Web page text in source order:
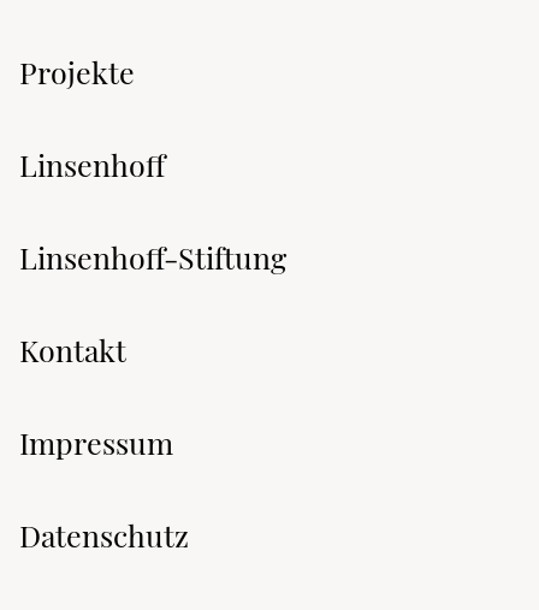
Projekte
Linsenhoff
Linsenhoff-Stiftung
Kontakt
Impressum
Datenschutz